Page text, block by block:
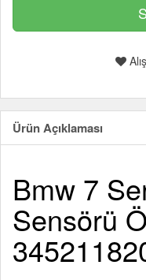
Ürün Açıklaması
Bmw 7
Sensörü